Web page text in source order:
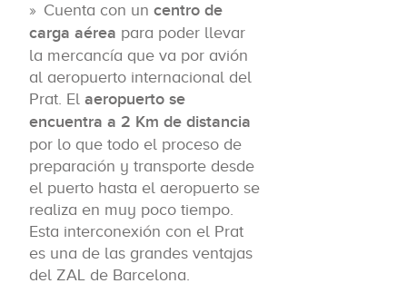
Cuenta con un centro de
carga aérea para poder llevar
la mercancía que va por avión
al aeropuerto internacional del
Prat. El aeropuerto se
encuentra a 2 Km de distancia
por lo que todo el proceso de
preparación y transporte desde
el puerto hasta el aeropuerto se
realiza en muy poco tiempo.
Esta interconexión con el Prat
es una de las grandes ventajas
del ZAL de Barcelona.